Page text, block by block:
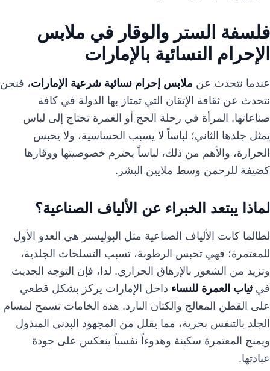
فلسفة الستر والوقار في ملابس
الإحرام النسائية بالإمارات
عندما نتحدث عن ملابس إحرام نسائية شرعية الإمارات، فنحن
نتحدث عن ثقافة الإتقان التي تمتاز بها الدولة في كافة
صناعاتها. المرأة في رحلة الحج أو العمرة تحتاج إلى لباس
يمثل جلدها الثاني؛ لباساً لا يسبب الحساسية، ولا يحبس
الحرارة، والأهم من ذلك، لباساً يحترم خصوصيتها ووقارها
كضيفة للرحمن وسط ملايين البشر.
لماذا يبتعد الخبراء عن الألياف الصناعية؟
لطالما كانت الألياف الصناعية مثل البوليستر هي العدو الأول
للمعتمرة؛ فهي تحبس الرطوبة، تسبب التسلخات الجلدية،
وتزيد من الشعور بالإرهاق الحراري. لذا، فإن التوجه الحديث
فيثياب العمرة للنساء داخل الإمارات يركز بشكل قطعي
على القطن المعالج والكتان البارد. هذه الخامات تسمح لمسام
الجلد بالتنفس بحرية، مما يقلل من المجهود البدني المبذول
ويمنح المعتمرة سكينة وهدوءاً نفسياً ينعكس على جودة
عبادتها.